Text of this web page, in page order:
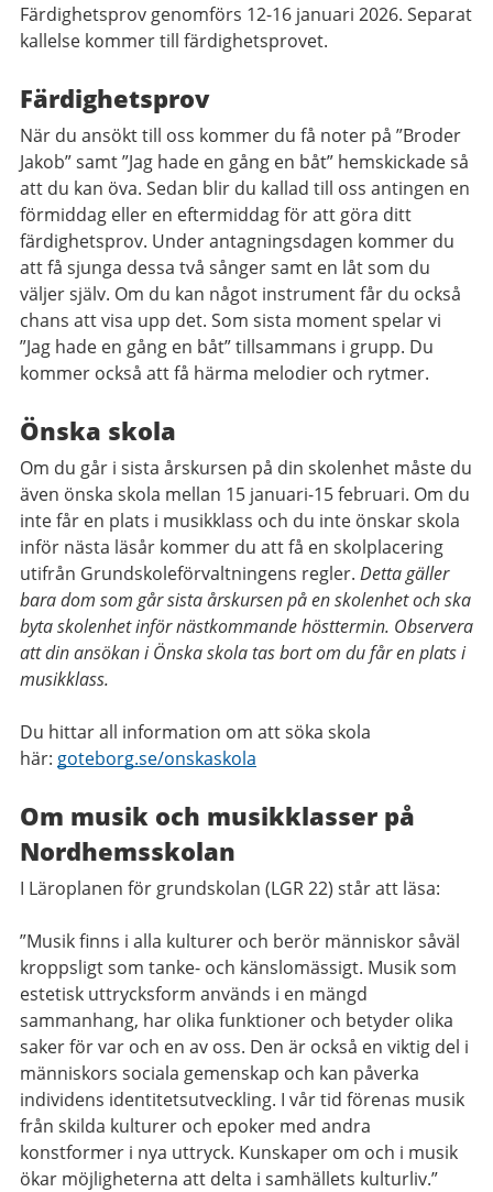
Färdighetsprov genomförs 12-16 januari 2026. Separat
kallelse kommer till färdighetsprovet.
Färdighetsprov
När du ansökt till oss kommer du få noter på ”Broder
Jakob” samt ”Jag hade en gång en båt” hemskickade så
att du kan öva. Sedan blir du kallad till oss antingen en
förmiddag eller en eftermiddag för att göra ditt
färdighetsprov. Under antagningsdagen kommer du
att få sjunga dessa två sånger samt en låt som du
väljer själv. Om du kan något instrument får du också
chans att visa upp det. Som sista moment spelar vi
”Jag hade en gång en båt” tillsammans i grupp. Du
kommer också att få härma melodier och rytmer.
Önska skola
Om du går i sista årskursen på din skolenhet måste du
även önska skola mellan 15 januari-15 februari. Om du
inte får en plats i musikklass och du inte önskar skola
inför nästa läsår kommer du att få en skolplacering
utifrån Grundskoleförvaltningens regler. Detta gäller
bara dom som går sista årskursen på en skolenhet och ska
byta skolenhet inför nästkommande hösttermin. Observera
att din ansökan i Önska skola tas bort om du får en plats i
musikklass.
Du hittar all information om att söka skola
här: goteborg.se/onskaskola
Om musik och musikklasser på
Nordhemsskolan
I Läroplanen för grundskolan (LGR 22) står att läsa:
”Musik finns i alla kulturer och berör människor såväl
kroppsligt som tanke- och känslomässigt. Musik som
estetisk uttrycksform används i en mängd
sammanhang, har olika funktioner och betyder olika
saker för var och en av oss. Den är också en viktig del i
människors sociala gemenskap och kan påverka
individens identitetsutveckling. I vår tid förenas musik
från skilda kulturer och epoker med andra
konstformer i nya uttryck. Kunskaper om och i musik
ökar möjligheterna att delta i samhällets kulturliv.”